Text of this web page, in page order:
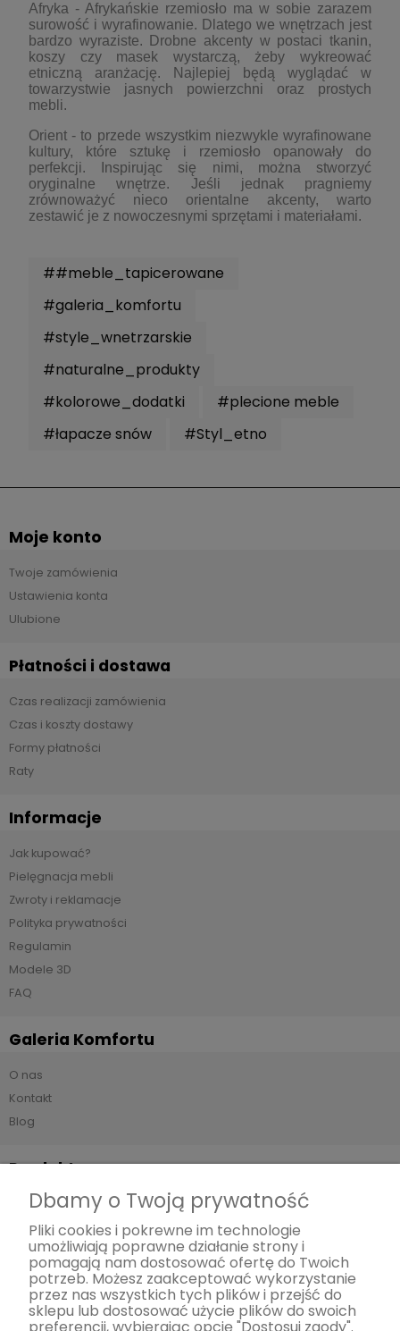
Afryka - Afrykańskie rzemiosło ma w sobie zarazem
surowość i wyrafinowanie. Dlatego we wnętrzach jest
bardzo wyraziste. Drobne akcenty w postaci tkanin,
koszy czy masek wystarczą, żeby wykreować
etniczną aranżację. Najlepiej będą wyglądać w
towarzystwie jasnych powierzchni oraz prostych
mebli.
Orient - to przede wszystkim niezwykle wyrafinowane
kultury, które sztukę i rzemiosło opanowały do
perfekcji. Inspirując się nimi, można stworzyć
oryginalne wnętrze. Jeśli jednak pragniemy
zrównoważyć nieco orientalne akcenty, warto
zestawić je z nowoczesnymi sprzętami i materiałami.
##meble_tapicerowane
#galeria_komfortu
#style_wnetrzarskie
#naturalne_produkty
#kolorowe_dodatki
#plecione meble
#łapacze snów
#Styl_etno
Moje konto
Twoje zamówienia
Ustawienia konta
Ulubione
Płatności i dostawa
Czas realizacji zamówienia
Czas i koszty dostawy
Formy płatności
Raty
Informacje
Jak kupować?
Pielęgnacja mebli
Zwroty i reklamacje
Polityka prywatności
Regulamin
Modele 3D
FAQ
Galeria Komfortu
O nas
Kontakt
Blog
Produkty
Sofy
Narożniki
Meble z funkcją spania Smart
Meble modułowe
Fotele
Pufy
Dbamy o Twoją prywatność
Pliki cookies i pokrewne im technologie
umożliwiają poprawne działanie strony i
pomagają nam dostosować ofertę do Twoich
potrzeb. Możesz zaakceptować wykorzystanie
przez nas wszystkich tych plików i przejść do
sklepu lub dostosować użycie plików do swoich